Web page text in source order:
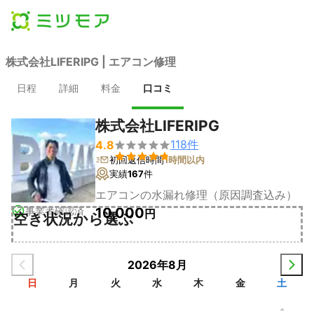
株式会社LIFERIPG | エアコン修理
日程 詳細 料金 口コミ
事業者確認済
株式会社LIFERIPG
4.8

118件
初回返信時間1時間以内
実績167件
エアコンの水漏れ修理（原因調査込み）
10,000円
空き状況から選ぶ
2026年8月
日 月 火 水 木 金 土